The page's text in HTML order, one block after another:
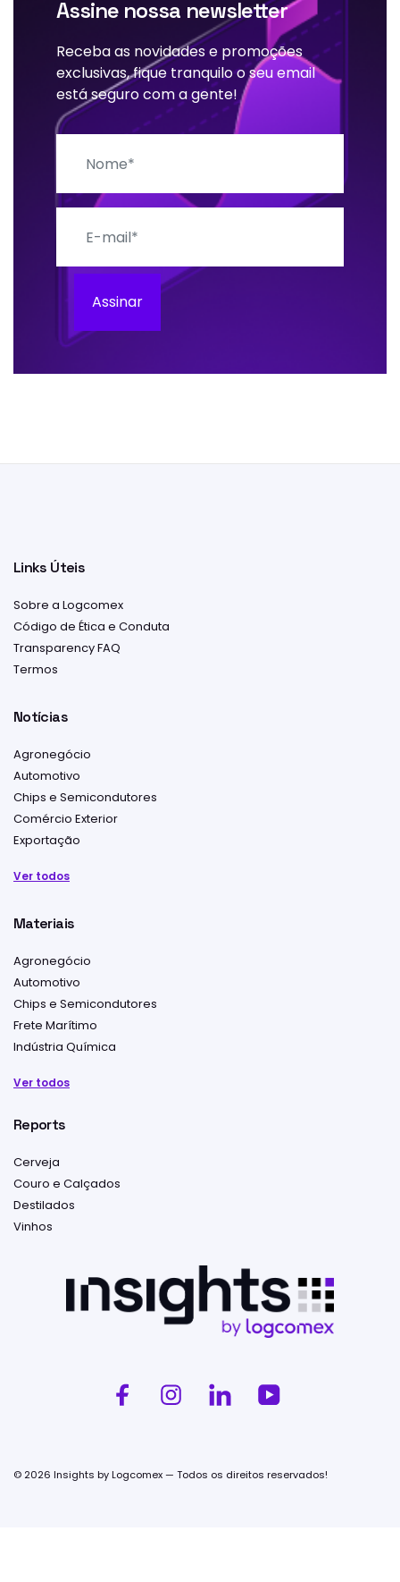
Assine nossa newsletter
Receba as novidades e promoções
exclusivas, fique tranquilo o seu email
está seguro com a gente!
Assinar
Links Úteis
Sobre a Logcomex
Código de Ética e Conduta
Transparency FAQ
Termos
Notícias
Agronegócio
Automotivo
Chips e Semicondutores
Comércio Exterior
Exportação
Ver todos
Materiais
Agronegócio
Automotivo
Chips e Semicondutores
Frete Marítimo
Indústria Química
Ver todos
Reports
Cerveja
Couro e Calçados
Destilados
Vinhos
© 2026 Insights by Logcomex — Todos os direitos reservados!